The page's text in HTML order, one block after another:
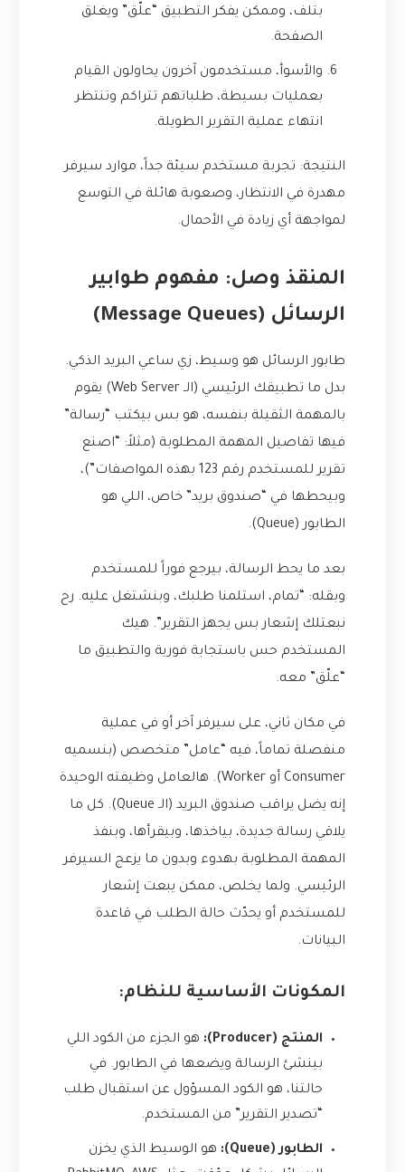
بتلف، وممكن يفكر التطبيق “علّق” ويغلق
الصفحة.
والأسوأ، مستخدمون آخرون يحاولون القيام
بعمليات بسيطة، طلباتهم تتراكم وتنتظر
انتهاء عملية التقرير الطويلة.
النتيجة: تجربة مستخدم سيئة جداً، موارد سيرفر
مهدرة في الانتظار، وصعوبة هائلة في التوسع
لمواجهة أي زيادة في الأحمال.
المنقذ وصل: مفهوم طوابير
الرسائل (Message Queues)
طابور الرسائل هو وسيط، زي ساعي البريد الذكي.
بدل ما تطبيقك الرئيسي (الـ Web Server) يقوم
بالمهمة الثقيلة بنفسه، هو بس بيكتب “رسالة”
فيها تفاصيل المهمة المطلوبة (مثلاً: “اصنع
تقرير للمستخدم رقم 123 بهذه المواصفات”)،
وبيحطها في “صندوق بريد” خاص، اللي هو
الطابور (Queue).
بعد ما يحط الرسالة، بيرجع فوراً للمستخدم
وبقله: “تمام، استلمنا طلبك، وبنشتغل عليه. رح
نبعتلك إشعار بس يجهز التقرير”. هيك
المستخدم حس باستجابة فورية والتطبيق ما
“علّق” معه.
في مكان ثاني، على سيرفر آخر أو في عملية
منفصلة تماماً، فيه “عامل” متخصص (بنسميه
Consumer أو Worker). هالعامل وظيفته الوحيدة
إنه يضل يراقب صندوق البريد (الـ Queue). كل ما
يلاقي رسالة جديدة، بياخذها، وبيقرأها، وبنفذ
المهمة المطلوبة بهدوء وبدون ما يزعج السيرفر
الرئيسي. ولما يخلص، ممكن يبعت إشعار
للمستخدم أو يحدّث حالة الطلب في قاعدة
البيانات.
المكونات الأساسية للنظام:
المنتج (Producer):
هو الجزء من الكود اللي
بينشئ الرسالة ويضعها في الطابور. في
حالتنا، هو الكود المسؤول عن استقبال طلب
“تصدير التقرير” من المستخدم.
الطابور (Queue):
هو الوسيط الذي يخزن